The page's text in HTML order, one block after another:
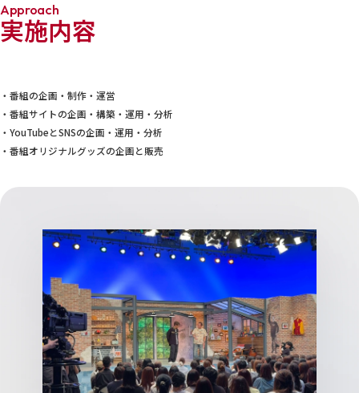
Approach
実施内容
・番組の企画・制作・運営
・番組サイトの企画・構築・運用・分析
・YouTubeとSNSの企画・運用・分析
・番組オリジナルグッズの企画と販売